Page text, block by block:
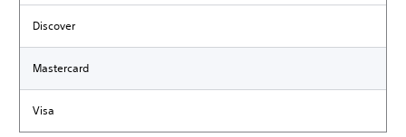
Discover
Mastercard
Visa